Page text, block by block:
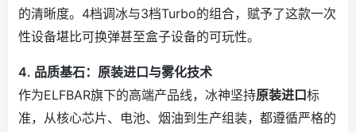
的清晰度。4档调冰与3档Turbo的组合，赋予了这款一次
性设备堪比可换弹甚至盒子设备的可玩性。
4. 品质基石：原装进口与雾化技术
作为ELFBAR旗下的高端产品线，冰神坚持原装进口标
准，从核心芯片、电池、烟油到生产组装，都遵循严格的